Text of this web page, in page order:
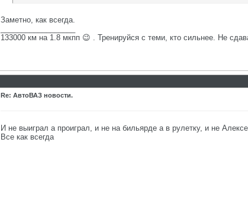
Заметно, как всегда.
133000 км на 1.8 мкпп 😉 . Тренируйся с теми, кто сильнее. Не
Re: АвтоВАЗ новости.
И не выиграл а проиграл, и не на бильярде а в рулетку, и не
Все как всегда